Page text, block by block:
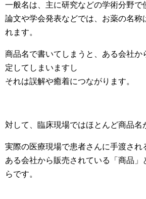
一般名は、主に研究などの学術分野で
論文や学会発表などでは、お薬の名称
れます。
商品名で書いてしまうと、ある会社か
定してしまいますし
それは誤解や癒着につながります。
対して、臨床現場ではほとんど商品名
実際の医療現場で患者さんに手渡され
ある会社から販売されている「商品」
らです。